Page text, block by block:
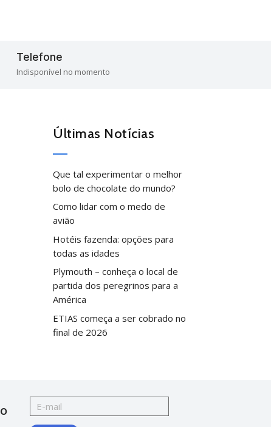
Telefone
Indisponível no momento
Últimas Notícias
Que tal experimentar o melhor
bolo de chocolate do mundo?
Como lidar com o medo de
avião
Hotéis fazenda: opções para
todas as idades
Plymouth – conheça o local de
partida dos peregrinos para a
América
ETIAS começa a ser cobrado no
final de 2026